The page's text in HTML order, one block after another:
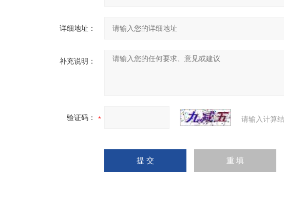
详细地址：
补充说明：
验证码： 请输入计算